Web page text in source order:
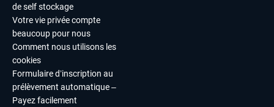
de self stockage
Votre vie privée compte
beaucoup pour nous
Comment nous utilisons les
cookies
Formulaire d’inscription au
prélèvement automatique –
Payez facilement